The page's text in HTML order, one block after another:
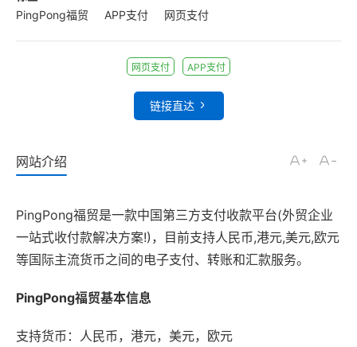
PingPong福贸
APP支付 网页支付
网页支付 APP支付
链接直达
网站介绍
PingPong福贸是一款中国第三方支付收款平台(外贸企业
一站式收付款解决方案!)，目前支持人民币,港元,美元,欧元
等国际主流货币之间的电子支付、转账和汇款服务。
PingPong福贸基本信息
支持货币：人民币，港元，美元，欧元